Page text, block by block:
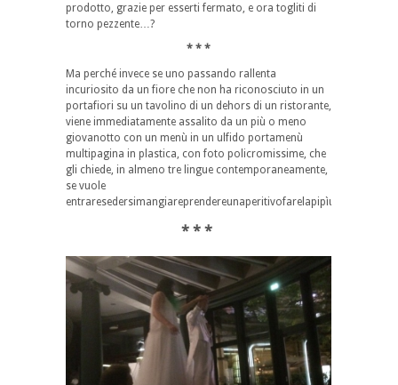
prodotto, grazie per esserti fermato, e ora togliti di
torno pezzente…?
* * *
Ma perché invece se uno passando rallenta
incuriosito da un fiore che non ha riconosciuto in un
portafiori su un tavolino di un dehors di un ristorante,
viene immediatamente assalito da un più o meno
giovanotto con un menù in un ulfido portamenù
multipagina in plastica, con foto policromissime, che
gli chiede, in almeno tre lingue contemporaneamente,
se vuole
* * *